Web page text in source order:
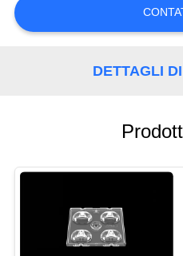
CASI
PREVENTIVO
DETTAGLI